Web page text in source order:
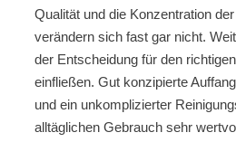
Qualität und die Konzentration
verändern sich fast gar nicht.
der Entscheidung für den
einfließen. Gut konzipierte
und ein unkomplizierter
alltäglichen Gebrauch sehr